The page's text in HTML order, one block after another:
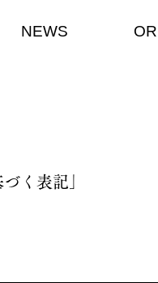
NEWS
く表記」